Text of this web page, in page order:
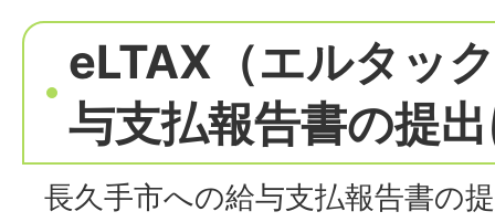
eLTAX（エルタッ
与支払報告書の提
長久手市への給与支払報告書の